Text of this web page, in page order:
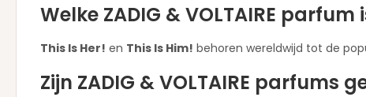
Welke ZADIG & VOLTAIRE
This Is Her! en This Is Him! behoren wereldwijd tot de
Zijn ZADIG & VOLTAIRE parfums